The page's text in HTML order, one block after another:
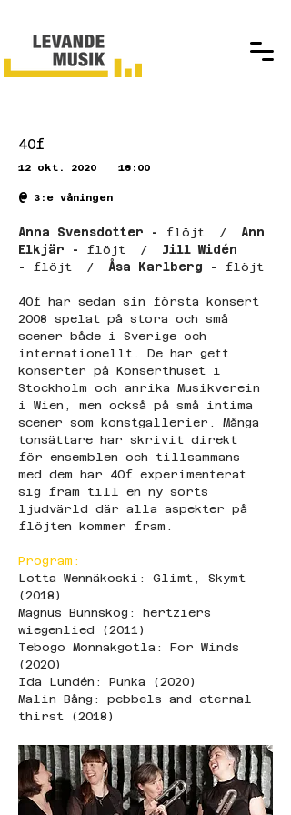
40f
12 okt. 2020 18:00
@ 3:e våningen
Anna Svensdotter - flöjt  / Ann
Elkjär - flöjt  / Jill Widén
- flöjt  / Åsa Karlberg - flöjt
40f har sedan sin första konsert
2008 spelat på stora och små
scener både i Sverige och
internationellt. De har gett
konserter på Konserthuset i
Stockholm och anrika Musikverein
i Wien, men också på små intima
scener som konstgallerier. Många
tonsättare har skrivit direkt
för ensemblen och tillsammans
med dem har 40f experimenterat
sig fram till en ny sorts
ljudvärld där alla aspekter på
flöjten kommer fram.
Program:
Lotta Wennäkoski: Glimt, Skymt
(2018)
Magnus Bunnskog: hertziers
wiegenlied (2011)
Tebogo Monnakgotla: For Winds
(2020)
Ida Lundén: Punka (2020)
Malin Bång: pebbels and eternal
thirst (2018)